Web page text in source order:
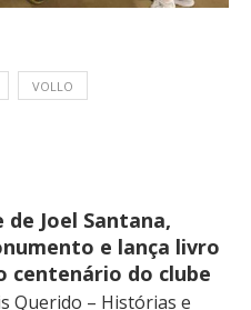
VOLLO
Joel Santana,
e lança livro
centenário do clube
Querido – Histórias e